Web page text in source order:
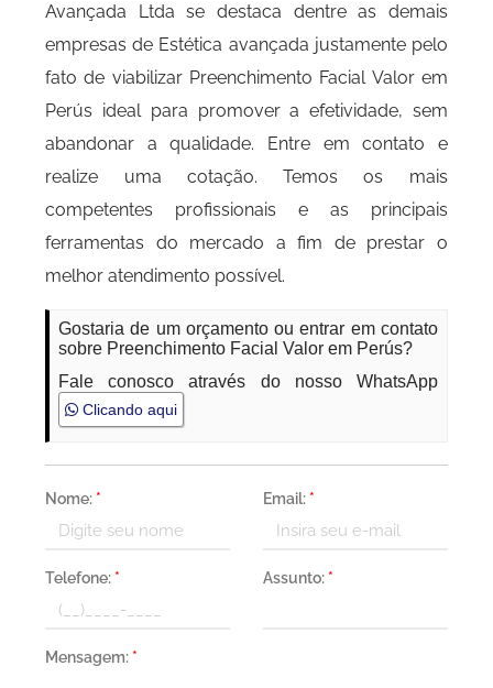
Avançada Ltda se destaca dentre as demais
empresas de Estética avançada justamente pelo
fato de viabilizar Preenchimento Facial Valor em
Perús ideal para promover a efetividade, sem
abandonar a qualidade. Entre em contato e
realize uma cotação. Temos os mais
competentes profissionais e as principais
ferramentas do mercado a fim de prestar o
melhor atendimento possível.
Gostaria de um orçamento ou entrar em contato
sobre Preenchimento Facial Valor em Perús?
Fale conosco através do nosso WhatsApp
Clicando aqui
Nome: * Email: *
Telefone: * Assunto: *
Mensagem: *